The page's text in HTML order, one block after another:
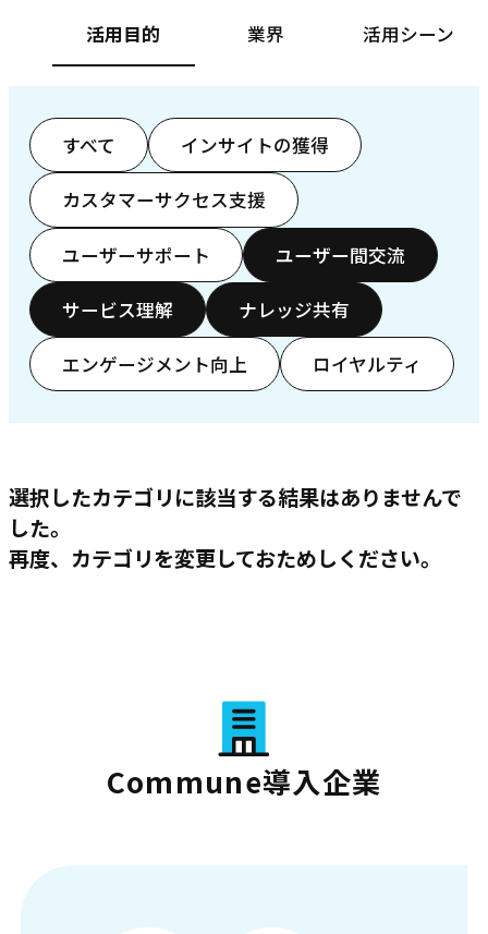
活用目的 業界 活用シーン
すべて インサイトの獲得
カスタマーサクセス支援
ユーザーサポート ユーザー間交流
サービス理解 ナレッジ共有
エンゲージメント向上 ロイヤルティ
選択したカテゴリに該当する結果はありませんで
した。
再度、カテゴリを変更しておためしください。
Commune導入企業